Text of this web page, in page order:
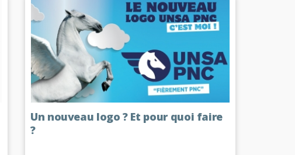
Un nouveau logo ? Et pour quoi faire
?